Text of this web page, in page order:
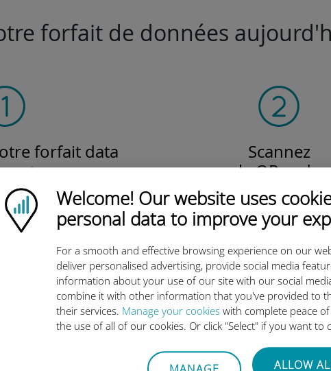
Ubigi logo
Welcome! Our website uses
personal data to improve your
For a smooth and effective browsing experience on our
deliver personalised advertising, provide social media
information about your use of our site with our social
combine it with other information that you've provided to
their services. Manage your cookies with complete peace
the use of all of our cookies. Or click "Select" if you want
ALLOW
forfait de données
forfait data
le
mail.
!
Scannez
le QR code
pour activer votre
et installer l'eSIM
Efficace !
Pourquoi l'eSIM